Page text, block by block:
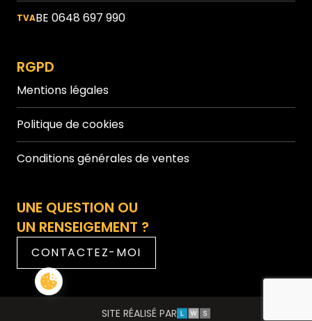
TVABE 0648 697 990
RGPD
Mentions légales
Politique de cookies
Conditions générales de ventes
UNE QUESTION OU
UN RENSEIGEMENT ?
CONTACTEZ-MOI
SITE RÉALISÉ PARLWS